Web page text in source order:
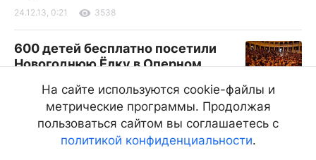
24.12.13, 0:21 3538
600 детей бесплатно посетили
Новогоднюю Ёлку в Оперном
24.12.13, 0:00 2102
Листогибы – ручной или с приводом?
23.12.13, 22:59 1787
На сайте используются cookie-файлы и
метрические программы. Продолжая
пользоваться сайтом вы соглашаетесь с
политикой конфиденциальности.